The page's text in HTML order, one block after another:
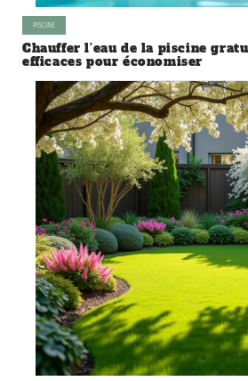
PISCINE
Chauffer l’eau de la piscine
efficaces pour économiser